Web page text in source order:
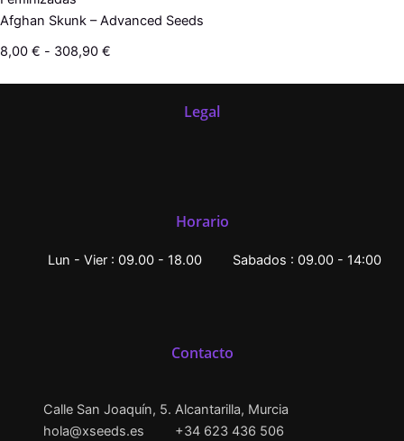
Afghan Skunk – Advanced Seeds
8,00 € - 308,90 €
Legal
Horario
Lun - Vier : 09.00 - 18.00 Sabados : 09.00 - 14:00
Contacto
Calle San Joaquín, 5. Alcantarilla, Murcia
hola@xseeds.es
+34 623 436 506